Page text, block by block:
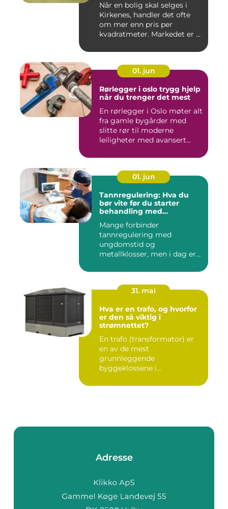
Når en bolig skal selges i
Kirkenes, handler det ofte
om mer enn pris per
kvadratmeter. Markedet er ...
01. jun
Rørlegger i oslo trygg hjelp
når du trenger det mest
En rørlegger i Oslo møter alt
fra gamle bygårder med
slitte rør til moderne
leiligheter med avansert...
01. jun
Tannregulering: Hva du
bør vite før du starter
behandling med
Mange forbinder
tannregulering med
ungdomstid og
metallklosser, men i dag er
31. mai
Hva er en trafo, og hvorfor
er den så viktig i
strømnettet?
En trafo (transformator) er
en av de mest
grunnleggende
byggeklossene i
transforma...
Adresse